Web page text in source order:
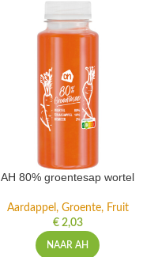
AH 80% groentesap wortel
Aardappel, Groente, Fruit
€2,03
NAAR AH